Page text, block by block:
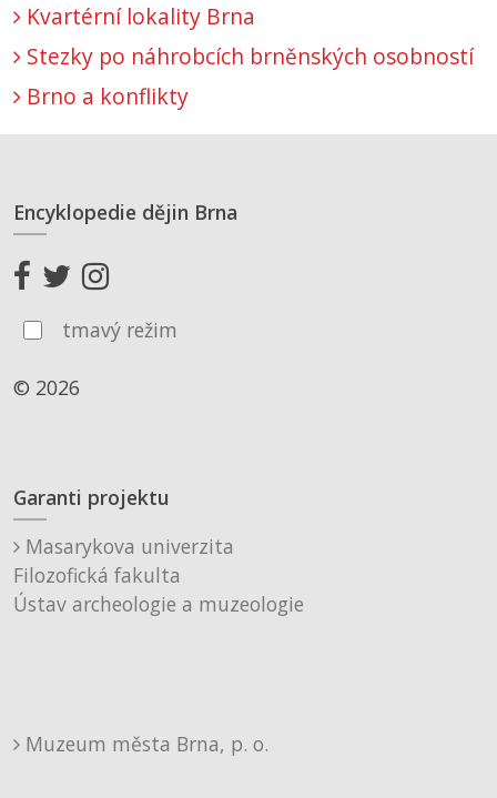
Kvartérní lokality Brna
Stezky po náhrobcích brněnských osobností
Brno a konflikty
Encyklopedie dějin Brna
tmavý režim
© 2026
Garanti projektu
Masarykova univerzita
Filozofická fakulta
Ústav archeologie a muzeologie
Muzeum města Brna, p. o.